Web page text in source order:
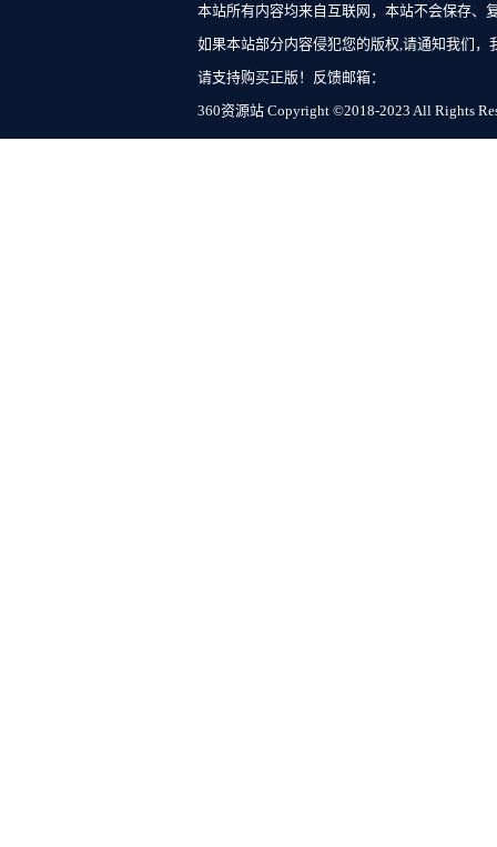
本站所有内容均来自互联网，本站不会保存、
如果本站部分内容侵犯您的版权,请通知我们
请支持购买正版！反馈邮箱：
360资源站 Copyright ©2018-2023 All Rights